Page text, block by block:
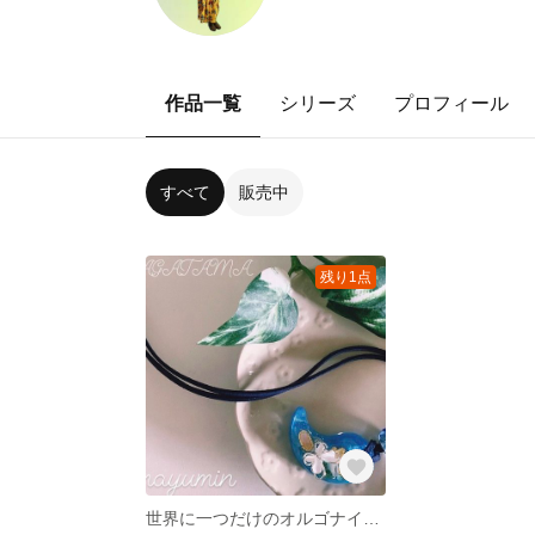
作品一覧 シリーズ プロフィール
すべて 販売中
残り1点